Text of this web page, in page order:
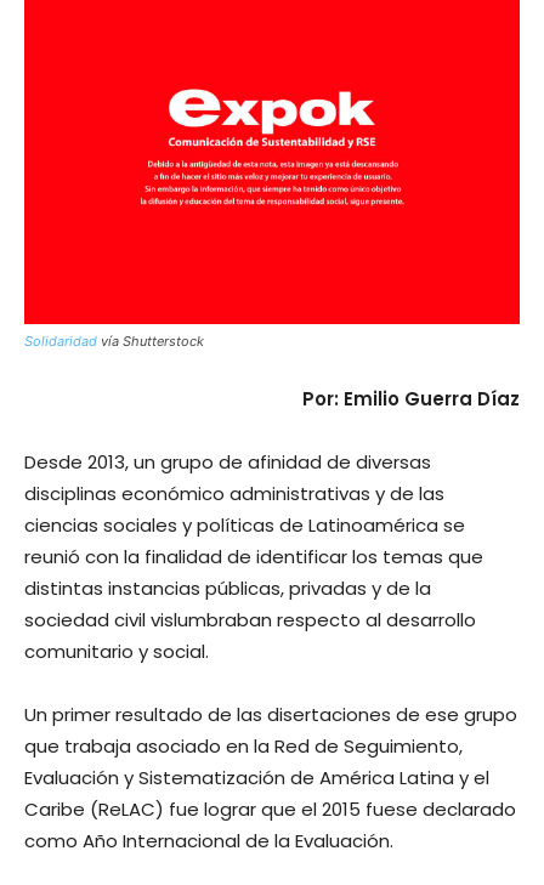
Solidaridad vía Shutterstock
Por: Emilio Guerra Díaz
Desde 2013, un grupo de afinidad de diversas
disciplinas económico administrativas y de las
ciencias sociales y políticas de Latinoamérica se
reunió con la finalidad de identificar los temas que
distintas instancias públicas, privadas y de la
sociedad civil vislumbraban respecto al desarrollo
comunitario y social.
Un primer resultado de las disertaciones de ese grupo
que trabaja asociado en la Red de Seguimiento,
Evaluación y Sistematización de América Latina y el
Caribe (ReLAC) fue lograr que el 2015 fuese declarado
como Año Internacional de la Evaluación.